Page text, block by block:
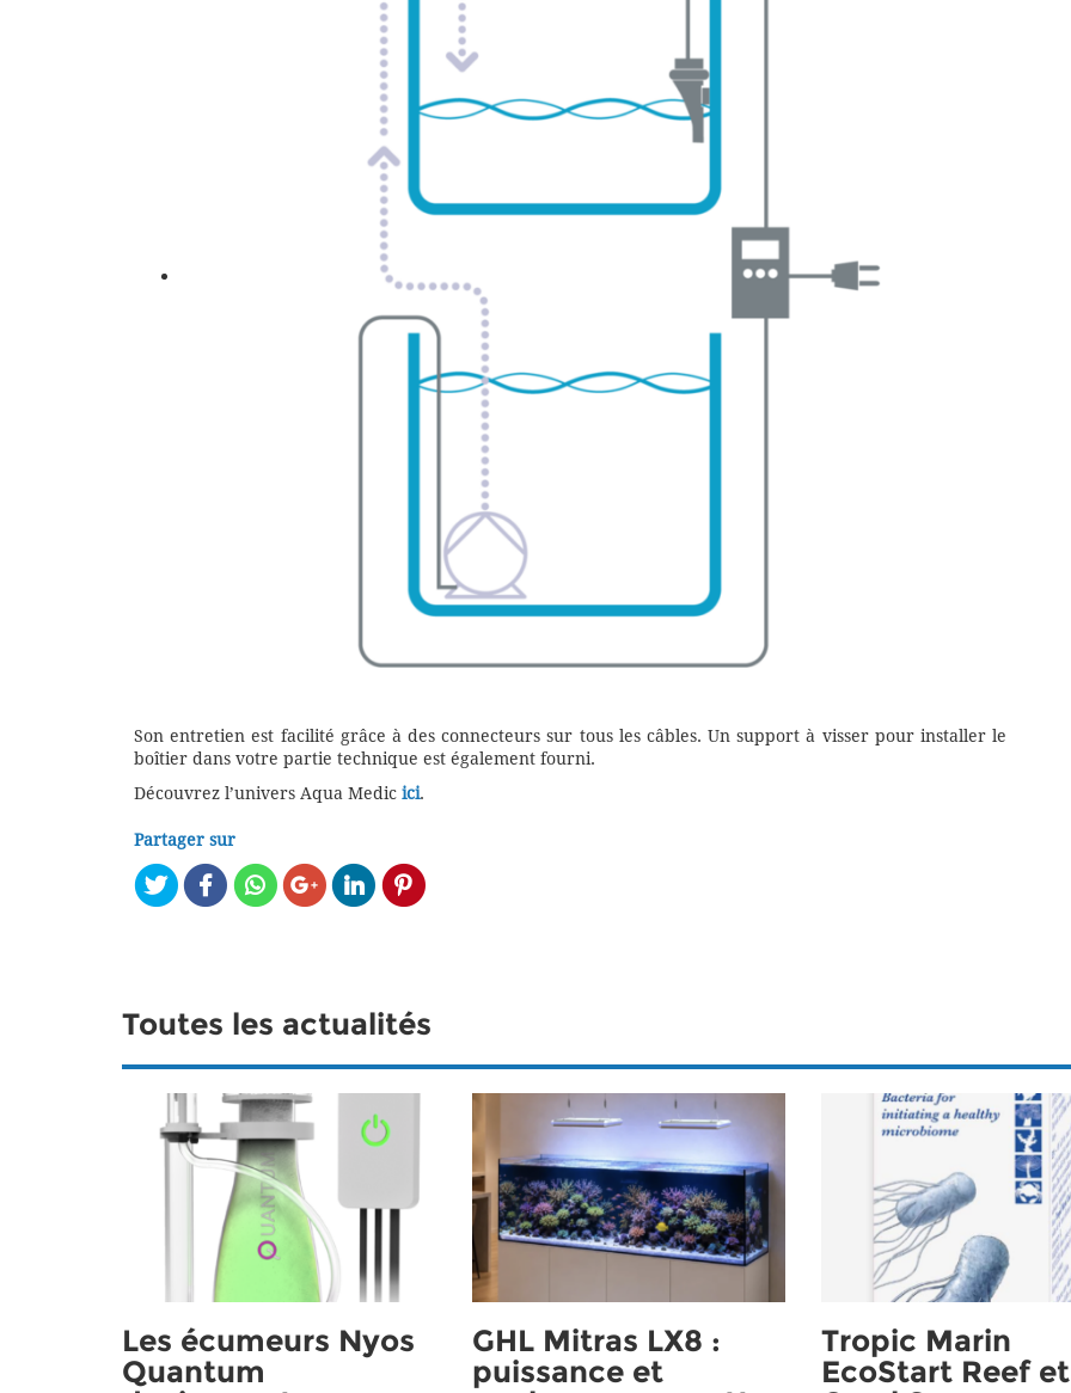
Son entretien est facilité grâce à des connecteurs sur tous les câbles. Un support à visser pour installer le
boîtier dans votre partie technique est également fourni.
Découvrez l’univers Aqua Medic ici.
Partager sur
Toutes les actualités
Les écumeurs Nyos
Quantum
GHL Mitras LX8 :
puissance et
Tropic Marin
EcoStart Reef et